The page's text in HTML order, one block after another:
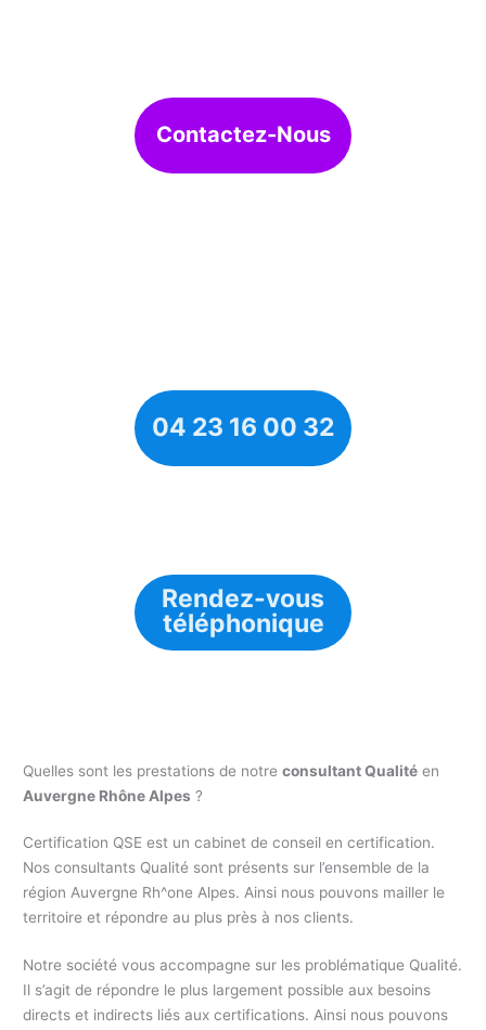
Contactez-Nous
04 23 16 00 32
Rendez-vous
téléphonique
Quelles sont les prestations de notreconsultant Qualité en
Auvergne Rhône Alpes ?
Certification QSE est un cabinet de conseil en certification.
Nos consultants Qualité sont présents sur l’ensemble de la
région Auvergne Rh^one Alpes. Ainsi nous pouvons mailler le
territoire et répondre au plus près à nos clients.
Notre société vous accompagne sur les problématique Qualité.
Il s’agit de répondre le plus largement possible aux besoins
directs et indirects liés aux certifications. Ainsi nous pouvons